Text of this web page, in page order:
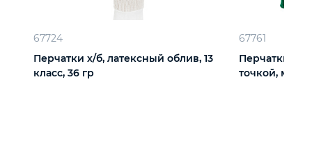
67724
Перчатки х/б, латексный облив, 13
класс, 36 гр
67761
Перчатки
точкой,